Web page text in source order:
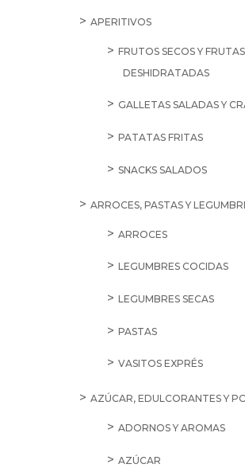
APERITIVOS
FRUTOS SECOS Y FRUTAS
DESHIDRATADAS
GALLETAS SALADAS Y
PATATAS FRITAS
SNACKS SALADOS
ARROCES, PASTAS Y
ARROCES
LEGUMBRES COCIDAS
LEGUMBRES SECAS
PASTAS
VASITOS EXPRÉS
AZÚCAR, EDULCORANTES Y
ADORNOS Y AROMAS
AZÚCAR